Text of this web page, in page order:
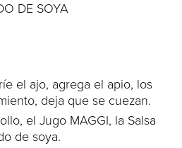
DE SOYA
el ajo, agrega el apio, los
deja que se cuezan.
el Jugo MAGGI, la Salsa
de soya.